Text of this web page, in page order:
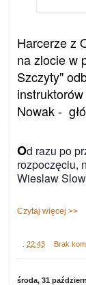
Harcerze z
na zlocie w
Szczyty"
Nowak -
Od razu po
rozpoczęciu,
Wieslaw
Czytaj więcej >>
22:43 Brak
środa, 31